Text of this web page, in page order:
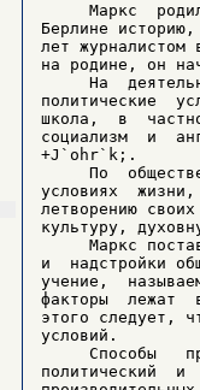
Маркс
Берлине
лет журналистом
на родине, он
На
политические
школа,  в
социализм  и
+J`ohr`k;.
По
условиях
летворению
культуру,
Маркс
и  надстройки
учение,
факторы  лежат
этого следует,
условий.
Способы
политический  и